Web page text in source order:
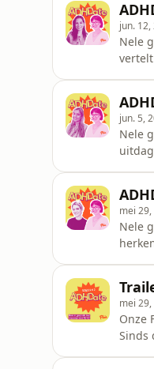
by
jun. 12,
Nele
jun. 5,
Nele
mei
Nele
mei
Onze
Sinds